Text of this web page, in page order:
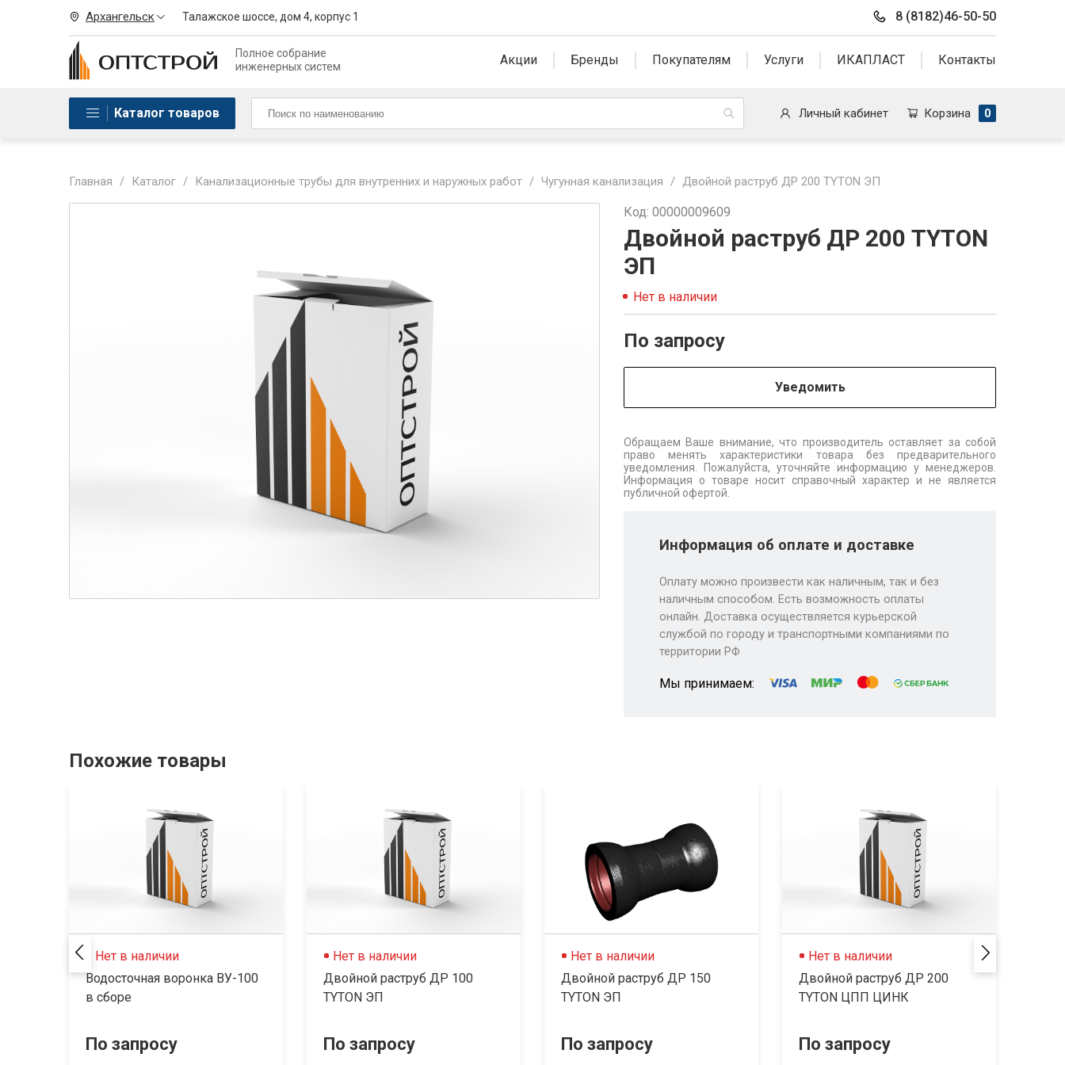
Архангельск Талажское шоссе, дом 4, корпус 1 8 (8182)46-50-50
Полное собрание
инженерных систем
Акции Бренды Покупателям Услуги ИКАПЛАСТ Контакты
Каталог товаров Личный кабинет Корзина 0
Главная / Каталог / Канализационные трубы для внутренних и наружных работ / Чугунная канализация / Двойной раструб ДР 200 TYTON ЭП
Код: 00000009609
Двойной раструб ДР 200 TYTON
ЭП
Нет в наличии
По запросу
Уведомить
Обращаем Ваше внимание, что производитель оставляет за собой
право менять характеристики товара без предварительного
уведомления. Пожалуйста, уточняйте информацию у менеджеров.
Информация о товаре носит справочный характер и не является
публичной офертой.
Информация об оплате и доставке
Оплату можно произвести как наличным, так и без
наличным способом. Есть возможность оплаты
онлайн. Доставка осуществляется курьерской
службой по городу и транспортными компаниями по
территории РФ
Мы принимаем:
Похожие товары
Нет в наличии
Водосточная воронка ВУ-100
в сборе
По запросу
Нет в наличии
Двойной раструб ДР 100
TYTON ЭП
По запросу
Нет в наличии
Двойной раструб ДР 150
TYTON ЭП
По запросу
Нет в наличии
Двойной раструб ДР 200
TYTON ЦПП ЦИНК
По запросу